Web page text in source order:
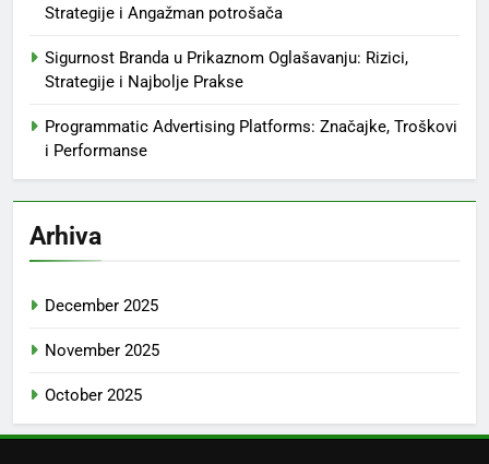
Strategije i Angažman potrošača
Sigurnost Branda u Prikaznom Oglašavanju: Rizici,
Strategije i Najbolje Prakse
Programmatic Advertising Platforms: Značajke, Troškovi
i Performanse
Arhiva
December 2025
November 2025
October 2025